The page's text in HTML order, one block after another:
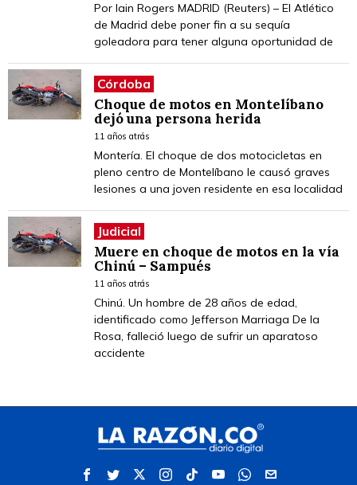
Por Iain Rogers MADRID (Reuters) – El Atlético
de Madrid debe poner fin a su sequía
goleadora para tener alguna oportunidad de
Córdoba
Choque de motos en Montelíbano
dejó una persona herida
11 años atrás
Montería. El choque de dos motocicletas en
pleno centro de Montelíbano le causó graves
lesiones a una joven residente en esa localidad
Judicial
Muere en choque de motos en la vía
Chinú – Sampués
11 años atrás
Chinú. Un hombre de 28 años de edad,
identificado como Jefferson Marriaga De la
Rosa, falleció luego de sufrir un aparatoso
accidente